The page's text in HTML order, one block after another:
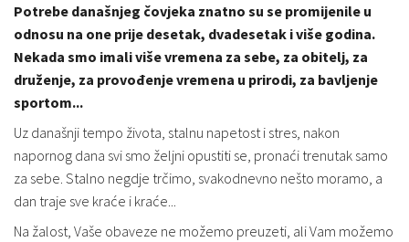
Potrebe današnjeg čovjeka znatno su se promijenile u
odnosu na one prije desetak, dvadesetak i više godina.
Nekada smo imali više vremena za sebe, za obitelj, za
druženje, za provođenje vremena u prirodi, za bavljenje
sportom...
Uz današnji tempo života, stalnu napetost i stres, nakon
napornog dana svi smo željni opustiti se, pronaći trenutak samo
za sebe. Stalno negdje trčimo, svakodnevno nešto moramo, a
dan traje sve kraće i kraće...
Na žalost, Vaše obaveze ne možemo preuzeti, ali Vam možemo